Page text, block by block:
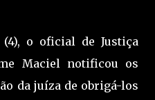
o oficial de Justiça
Maciel notificou os
da juíza de obrigá-los